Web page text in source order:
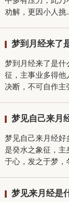
劝解，更因小人挑
梦到月经来了
梦到月经来了是什
征，主事业多得他
决断，不可自作主
梦见自己来月
梦见自己来月经好
是癸水之象征，
于心，发之于梦，
梦见来月经是